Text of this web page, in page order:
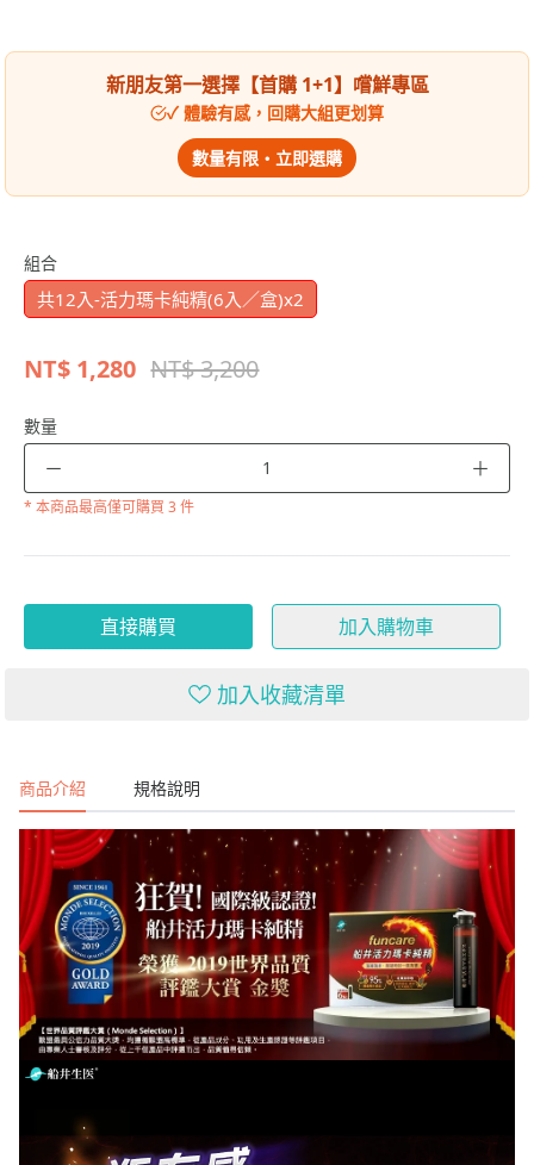
新朋友第一選擇【首購 1+1】嚐鮮專區
✓ 體驗有感，回購大組更划算
數量有限・立即選購
組合
共12入-活力瑪卡純精(6入／盒)x2
NT$ 1,280 NT$ 3,200
數量
－ ＋
* 本商品最高僅可購買 3 件
直接購買 加入購物車
加入收藏清單
商品介紹 規格說明